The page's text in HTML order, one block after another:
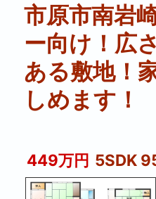
市原市南岩
ー向け！広
ある敷地！
しめます！
449万円 5SDK